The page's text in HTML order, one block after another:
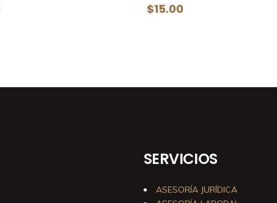
$15.00
SERVICIOS
ASESORÍA JURÍDICA